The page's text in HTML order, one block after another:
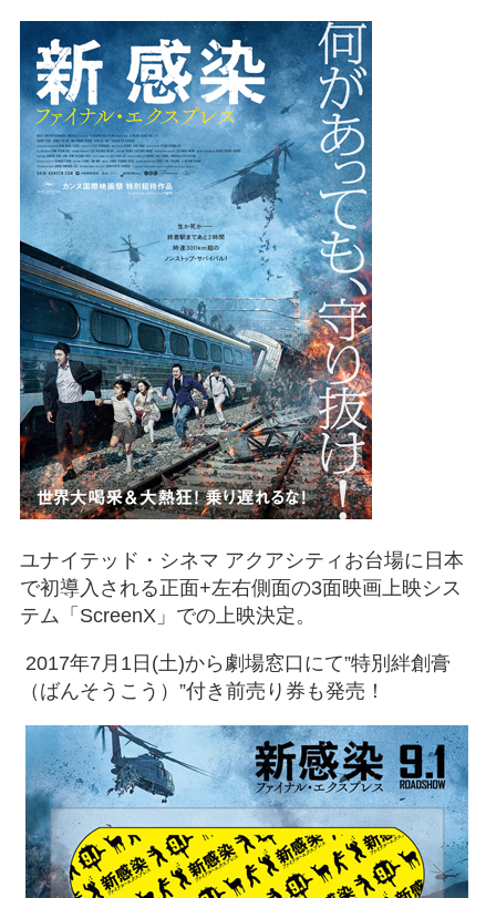
ユナイテッド・シネマ アクアシティお台場に日本
で初導入される正面+左右側面の3面映画上映シス
テム「ScreenX」での上映決定。
2017年7月1日(土)から劇場窓口にて”特別絆創膏
（ばんそうこう）”付き前売り券も発売！